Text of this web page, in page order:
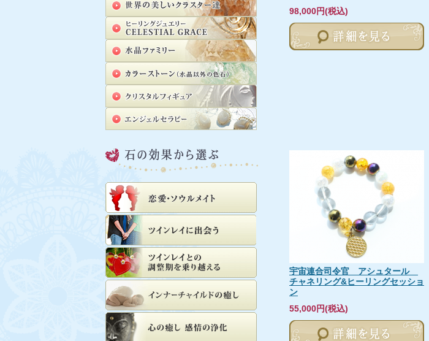
98,000円(税込)
宇宙連合司令官 アシュタール
チャネリング&ヒーリングセッショ
ン
55,000円(税込)